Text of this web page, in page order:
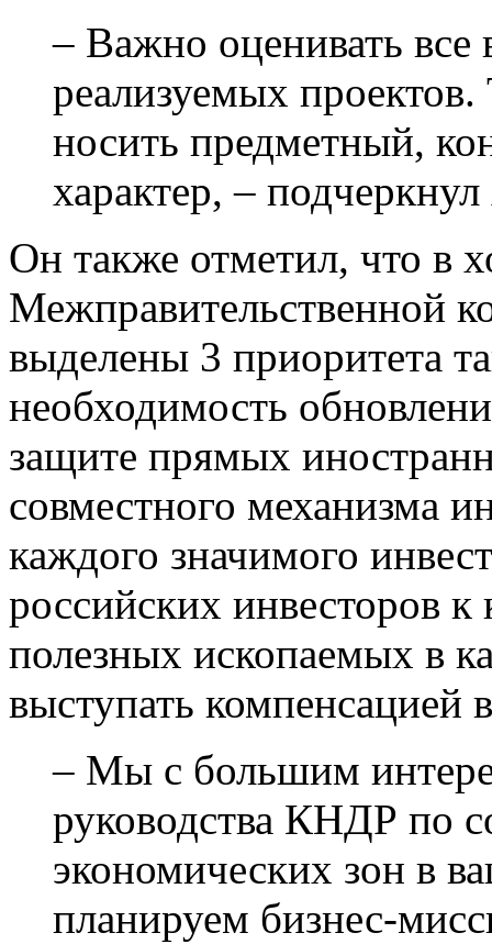
– Важно оценивать
реализуемых
носить предметный,
характер, –
Он также отметил, что в
Межправительственной
выделены 3 приоритета
необходимость
защите прямых
совместного механизма
каждого значимого
российских инвесторов
полезных ископаемых в
выступать компенсацией
– Мы с большим
руководства КНДР по
экономических зон в
планируем бизнес-